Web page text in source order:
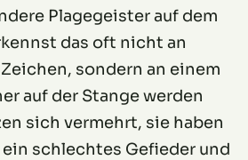
Plagegeister auf dem
das oft nicht an
sondern an einem
auf der Stange werden
sich vermehrt, sie haben
ein schlechtes Gefieder und